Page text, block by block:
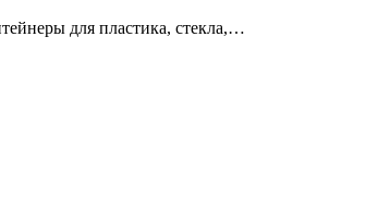
для пластика, стекла,…